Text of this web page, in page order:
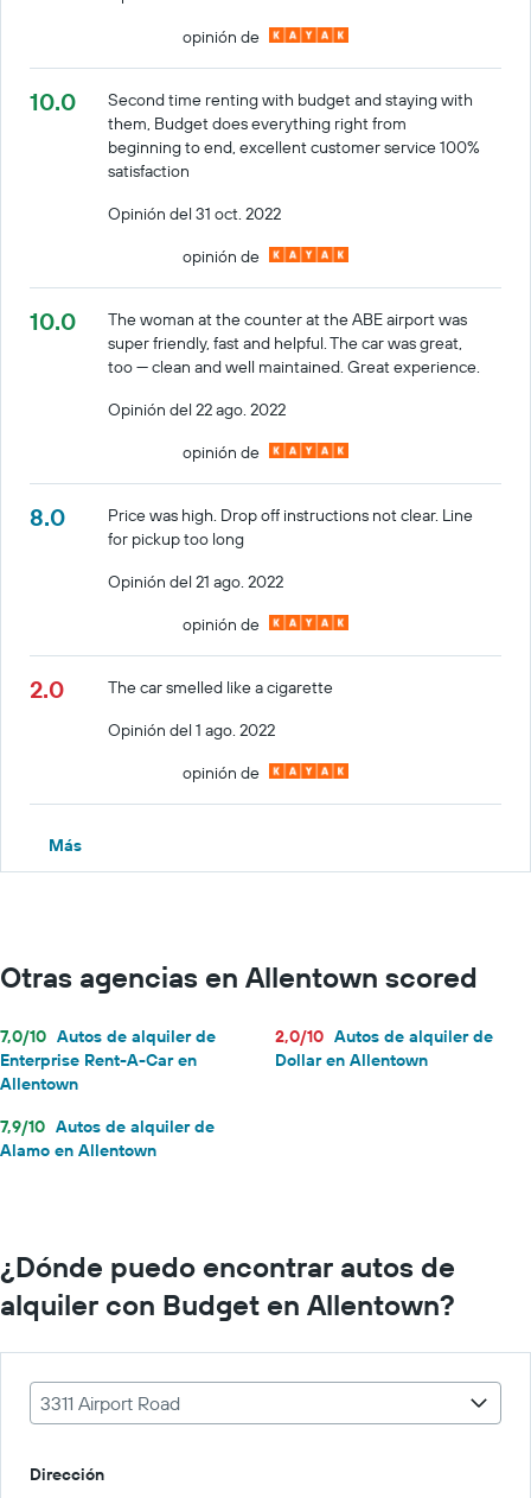
opinión de
10.0
Second time renting with budget and staying with
them, Budget does everything right from
beginning to end, excellent customer service 100%
satisfaction
Opinión del 31 oct. 2022
opinión de
10.0
The woman at the counter at the ABE airport was
super friendly, fast and helpful. The car was great,
too — clean and well maintained. Great experience.
Opinión del 22 ago. 2022
opinión de
8.0
Price was high. Drop off instructions not clear. Line
for pickup too long
Opinión del 21 ago. 2022
opinión de
2.0
The car smelled like a cigarette
Opinión del 1 ago. 2022
opinión de
Más
Otras agencias en Allentown scored
7,0/10 Autos de alquiler de
Enterprise Rent-A-Car en
Allentown
2,0/10 Autos de alquiler de
Dollar en Allentown
7,9/10 Autos de alquiler de
Alamo en Allentown
¿Dónde puedo encontrar autos de
alquiler con Budget en Allentown?
3311 Airport Road
Dirección